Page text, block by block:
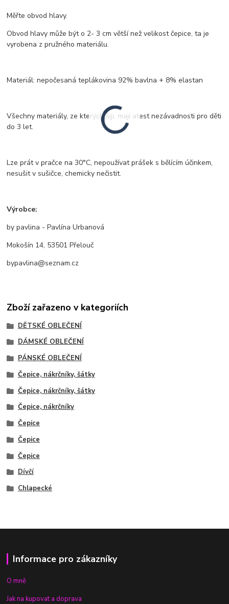
Měřte obvod hlavy.
Obvod hlavy může být o 2- 3 cm větší než velikost čepice, ta je
vyrobena z pružného materiálu.
Materiál: nepočesaná teplákovina 92% bavlna + 8% elastan
Všechny materiály, ze kterých šiji, mají atest nezávadnosti pro děti
do 3 let.
Lze prát v pračce na 30°C, nepoužívat prášek s bělícím účinkem,
nesušit v sušičce, chemicky nečistit.
Výrobce:
by pavlina - Pavlína Urbanová
Mokošín 14, 53501 Přelouč
bypavlina@seznam.cz
Zboží zařazeno v kategoriích
DĚTSKÉ OBLEČENÍ
DÁMSKÉ OBLEČENÍ
PÁNSKÉ OBLEČENÍ
Čepice, nákrčníky, šátky
Čepice, nákrčníky, šátky
Čepice, nákrčníky
Čepice
Čepice
Čepice
Dívčí
Chlapecké
Informace pro zákazníky
O mně
Jak na kupovat a doprava